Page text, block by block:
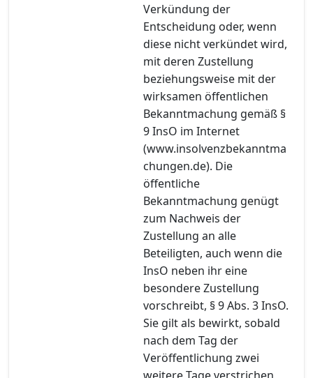
Verkündung der
Entscheidung oder, wenn
diese nicht verkündet wird,
mit deren Zustellung
beziehungsweise mit der
wirksamen öffentlichen
Bekanntmachung gemäß §
9 InsO im Internet
(www.insolvenzbekanntma
chungen.de). Die
öffentliche
Bekanntmachung genügt
zum Nachweis der
Zustellung an alle
Beteiligten, auch wenn die
InsO neben ihr eine
besondere Zustellung
vorschreibt, § 9 Abs. 3 InsO.
Sie gilt als bewirkt, sobald
nach dem Tag der
Veröffentlichung zwei